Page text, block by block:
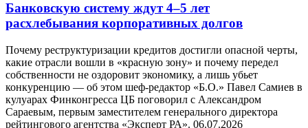
Банковскую систему ждут 4–5 лет
расхлебывания корпоративных долгов
Почему реструктуризации кредитов достигли опасной черты,
какие отрасли вошли в «красную зону» и почему передел
собственности не оздоровит экономику, а лишь убьет
конкуренцию — об этом шеф-редактор «Б.О.» Павел Самиев в
кулуарах Финконгресса ЦБ поговорил с Александром
Сараевым, первым заместителем генерального директора
рейтингового агентства «Эксперт РА». 06.07.2026